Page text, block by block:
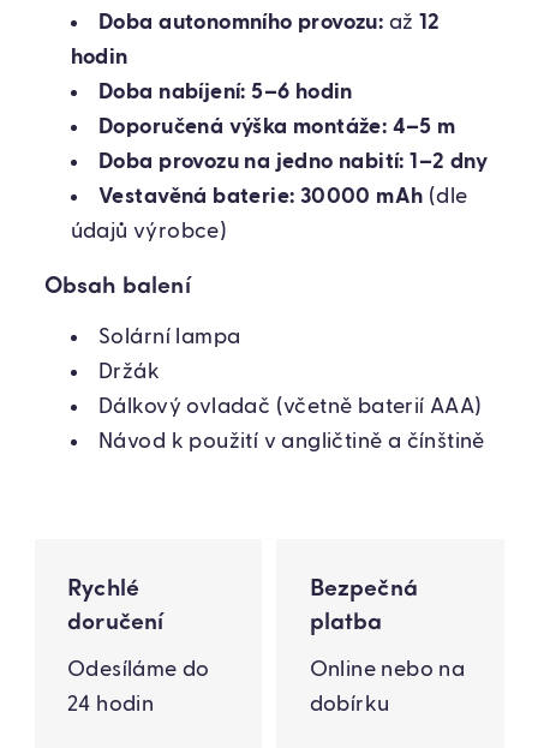
Doba autonomního provozu: až 12
hodin
Doba nabíjení: 5–6 hodin
Doporučená výška montáže: 4–5 m
Doba provozu na jedno nabití: 1–2 dny
Vestavěná baterie: 30000 mAh (dle
údajů výrobce)
Obsah balení
Solární lampa
Držák
Dálkový ovladač (včetně baterií AAA)
Návod k použití v angličtině a čínštině
Rychlé
doručení
Odesíláme do
24 hodin
Bezpečná
platba
Online nebo na
dobírku